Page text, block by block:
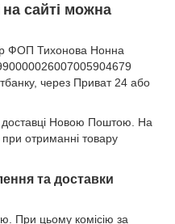
сайті можна
ФОП Тихонова Нонна
через Приват 24 або
Новою Поштою. На
отриманні товару
та доставки
При цьому комісію за